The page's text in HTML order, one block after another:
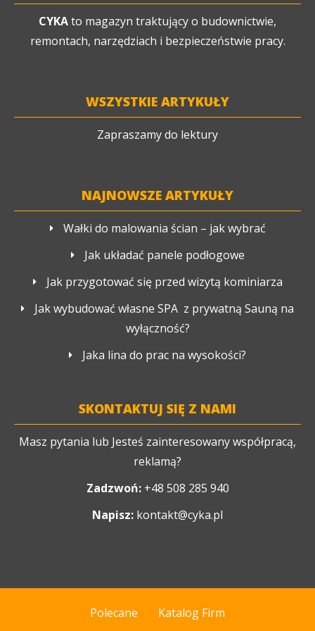
profesjonalny serwis narzędzi gdzie
przeprowadzane są naprawy
CYKAto magazyn traktujący o budownictwie,
remontach, narzędziach i bezpieczeństwie pracy.
WSZYSTKIE ARTYKUŁY
Zapraszamy do lektury
NAJNOWSZE ARTYKUŁY
Wałki do malowania ścian – jak wybrać
Jak układać panele podłogowe
Jak przygotować się przed wizytą kominiarza
Jak wybudować własne SPA z prywatną Sauną na
wyłączność?
Jaka lina do prac na wysokości?
SKONTAKTUJ SIĘ Z NAMI
Masz pytania lub Jesteś zainteresowany współpracą,
reklamą?
Zadzwoń: +48 508 285 940
Napisz: kontakt@cyka.pl
Polecane Katalog Firm